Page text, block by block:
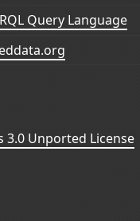
Query Language
Unported License